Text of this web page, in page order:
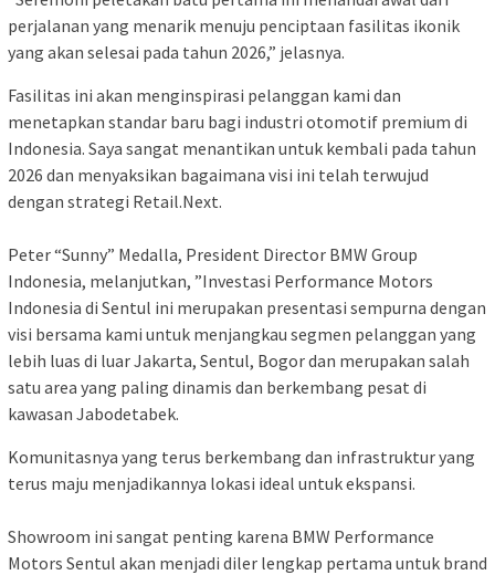
perjalanan yang menarik menuju penciptaan fasilitas ikonik
yang akan selesai pada tahun 2026,” jelasnya.
Fasilitas ini akan menginspirasi pelanggan kami dan
menetapkan standar baru bagi industri otomotif premium di
Indonesia. Saya sangat menantikan untuk kembali pada tahun
2026 dan menyaksikan bagaimana visi ini telah terwujud
dengan strategi Retail.Next.
Peter “Sunny” Medalla, President Director BMW Group
Indonesia, melanjutkan, ”Investasi Performance Motors
Indonesia di Sentul ini merupakan presentasi sempurna dengan
visi bersama kami untuk menjangkau segmen pelanggan yang
lebih luas di luar Jakarta, Sentul, Bogor dan merupakan salah
satu area yang paling dinamis dan berkembang pesat di
kawasan Jabodetabek.
Komunitasnya yang terus berkembang dan infrastruktur yang
terus maju menjadikannya lokasi ideal untuk ekspansi.
Showroom ini sangat penting karena BMW Performance
Motors Sentul akan menjadi diler lengkap pertama untuk brand